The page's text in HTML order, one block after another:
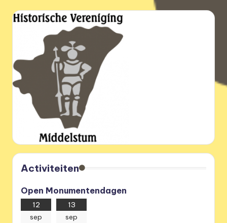
Activiteiten
Open Monumentendagen
12
sep
13
sep